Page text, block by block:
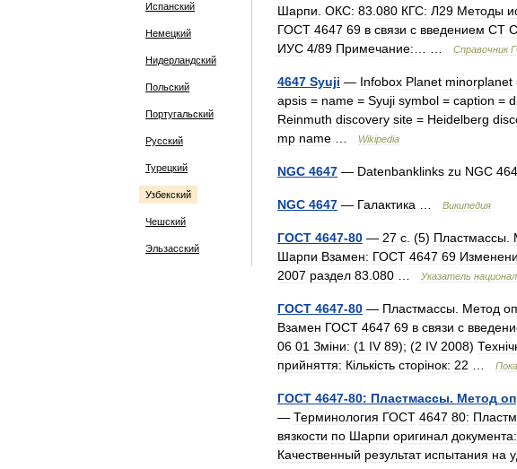
Испанский
Немецкий
Нидерландский
Польский
Португальский
Русский
Турецкий
Узбекский
Чешский
Эльзасский
Шарпи ОКС: 83 080 КГС: Л29 Методы
ГОСТ 4647 69 в связи с введением СТ
ИУС 4/89 Примечание: Справочник
4647 Syuji — Infobox Planet minorplanet
apsis = name = Syuji symbol = caption =
Reinmuth discovery site = Heidelberg
mp name Wikipedia
NGC 4647 — Datenbanklinks zu NGC
NGC 4647 — Галактика Википедия
ГОСТ 4647-80 — 27 с . (5) Пластмассы
Шарпи Взамен: ГОСТ 4647 69
2007 раздел 83 080 Указатель
ГОСТ 4647-80 — Пластмассы Метод
Взамен ГОСТ 4647 69 в связи с
06 01 Зміни: (1 IV 89); (2 IV 2008) Техні
прийняття: Кількість сторінок: 22
ГОСТ 4647-80: Пластмассы. Метод
— Терминология ГОСТ 4647 80:
вязкости по Шарпи оригинал документа:
Качественный результат испытания на